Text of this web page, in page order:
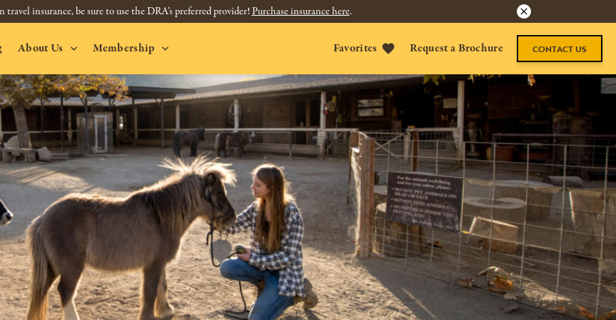
travel insurance, be sure to use the DRA’s preferred provider!Purchase insurance here.
About Us Membership Favorites Request a Brochure CONTACT US